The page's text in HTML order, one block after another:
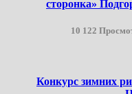
сторонка»
10 122
Конкурс зимних